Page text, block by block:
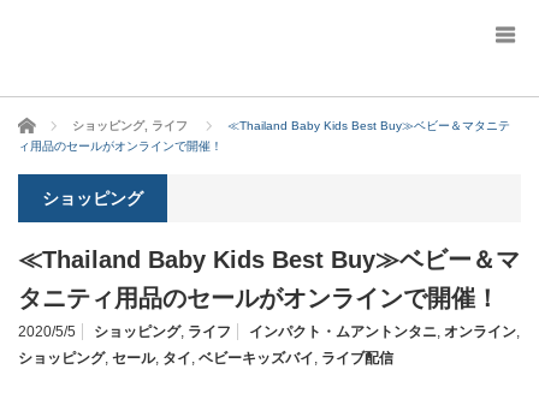
ホーム ショッピング, ライフ
≪Thailand Baby Kids Best Buy≫ベビー＆マタニテ
ィ用品のセールがオンラインで開催！
ショッピング
≪Thailand Baby Kids Best Buy≫ベビー＆マ
タニティ用品のセールがオンラインで開催！
2020/5/5 ショッピング, ライフ インパクト・ムアントンタニ, オンライン,
ショッピング, セール, タイ, ベビーキッズバイ, ライブ配信